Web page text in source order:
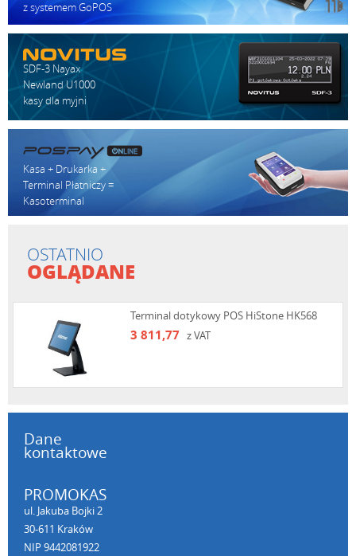
z systemem GoPOS
SDF-3 Nayax
Newland U1000
kasy dla myjni
Kasa + Drukarka +
Terminal Płatniczy =
Kasoterminal
OSTATNIO
OGLĄDANE
Terminal dotykowy POS HiStone HK568
3 811,77 z VAT
Dane
kontaktowe
PROMOKAS
ul. Jakuba Bojki 2
30-611 Kraków
NIP 9442081922